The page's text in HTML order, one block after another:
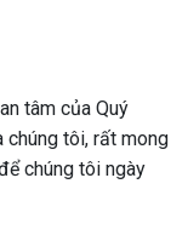
tâm của Quý
chúng tôi, rất mong
chúng tôi ngày